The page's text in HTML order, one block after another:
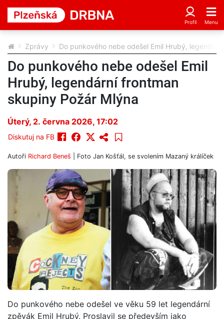
Zprávy Do punkového nebe odešel Emil Hrubý,
Do punkového nebe odešel Emil
Hrubý, legendární frontman
skupiny Požár Mlýna
Úterý, 2. června 2026, 17:02
Diskutuj na FB
Autoři Richard Beneš | Foto Jan Košťál, se svolením Mazaný králíček
Do punkového nebe odešel ve věku 59 let legendární
zpěvák Emil Hrubý. Proslavil se především jako